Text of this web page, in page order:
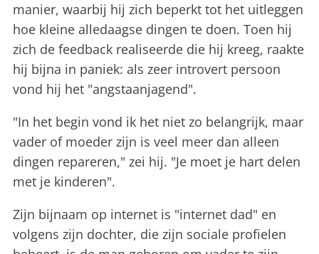
manier, waarbij hij zich beperkt tot het uitleggen
hoe kleine alledaagse dingen te doen. Toen hij
zich de feedback realiseerde die hij kreeg, raakte
hij bijna in paniek: als zeer introvert persoon
vond hij het "angstaanjagend".
"In het begin vond ik het niet zo belangrijk, maar
vader of moeder zijn is veel meer dan alleen
dingen repareren," zei hij. "Je moet je hart delen
met je kinderen".
Zijn bijnaam op internet is "internet dad" en
volgens zijn dochter, die zijn sociale profielen